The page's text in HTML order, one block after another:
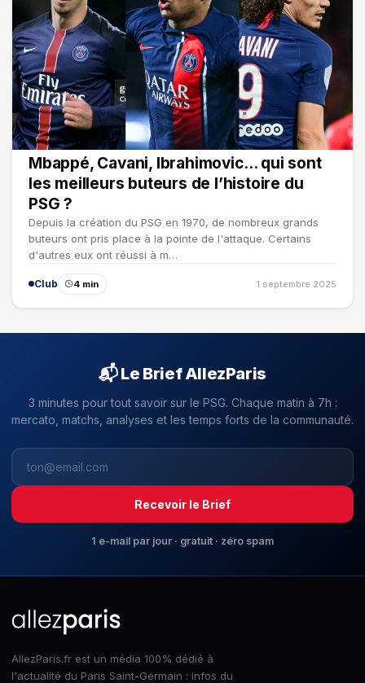
Mbappé, Cavani, Ibrahimovic… qui sont
les meilleurs buteurs de l’histoire du
PSG ?
Depuis la création du PSG en 1970, de nombreux grands
buteurs ont pris place à la pointe de l'attaque. Certains
d'autres eux ont réussi à m…
Club 4 min 1 septembre 2025
📬 Le Brief AllezParis
3 minutes pour tout savoir sur le PSG. Chaque matin à 7h :
mercato, matchs, analyses et les temps forts de la communauté.
Recevoir le Brief
1 e-mail par jour · gratuit · zéro spam
AllezParis.fr est un média 100% dédié à
l'actualité du Paris Saint-Germain : infos du